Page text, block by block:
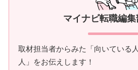
マイナビ転職編集
取材担当者からみた「向いている
人」をお伝えします！